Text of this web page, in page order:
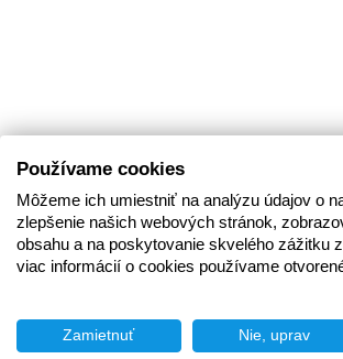
Používame cookies
Môžeme ich umiestniť na analýzu údajov o
zlepšenie našich webových stránok,
obsahu a na poskytovanie skvelého zážitku
viac informácií o cookies používame
Zamietnuť Nie, uprav